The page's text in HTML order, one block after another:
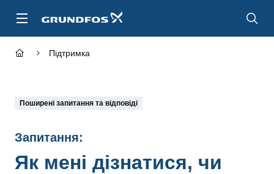
Підтримка
Поширені запитання та відповіді
Запитання:
Як мені дізнатися, чи